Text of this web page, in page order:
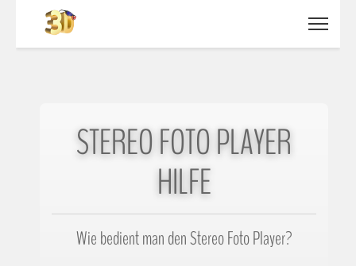
STEREO FOTO PLAYER
HILFE
Wie bedient man den Stereo Foto Player?